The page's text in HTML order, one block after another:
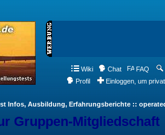
Wiki Chat FAQ
Profil
Einloggen, um
Infos, Ausbildung, Erfahrungsberichte ::
Gruppen-Mitgliedschaft